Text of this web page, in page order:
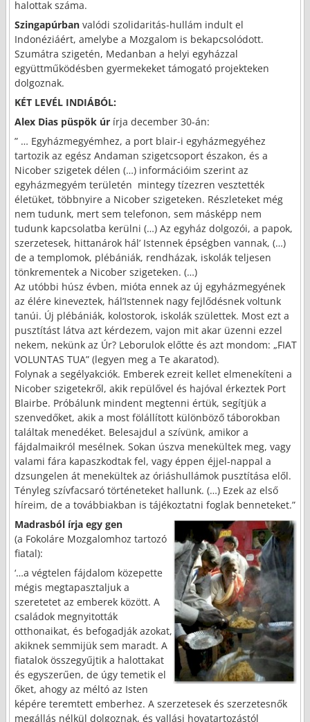
halottak száma.
Szingapúrbanvalódi szolidaritás-hullám indult el
Indonéziáért, amelybe a Mozgalom is bekapcsolódott.
Szumátra szigetén, Medanban a helyi egyházzal
együttműködésben gyermekeket támogató projekteken
dolgoznak.
KÉT LEVÉL INDIÁBÓL:
Alex Dias püspök úrírja december 30-án:
” … Egyházmegyémhez, a port blair-i egyházmegyéhez
tartozik az egész Andaman szigetcsoport északon, és a
Nicober szigetek délen (…) információim szerint az
egyházmegyém területén mintegy tízezren vesztették
életüket, többnyire a Nicober szigeteken. Részleteket még
nem tudunk, mert sem telefonon, sem másképp nem
tudunk kapcsolatba kerülni (…) Az egyház dolgozói, a papok,
szerzetesek, hittanárok hál’ Istennek épségben vannak, (…)
de a templomok, plébániák, rendházak, iskolák teljesen
tönkrementek a Nicober szigeteken. (…)
Az utóbbi húsz évben, mióta ennek az új egyházmegyének
az élére kineveztek, hál’Istennek nagy fejlődésnek voltunk
tanúi. Új plébániák, kolostorok, iskolák születtek. Most ezt a
pusztítást látva azt kérdezem, vajon mit akar üzenni ezzel
nekem, nekünk az Úr? Leborulok előtte és azt mondom: „FIAT
VOLUNTAS TUA” (legyen meg a Te akaratod).
Folynak a segélyakciók. Emberek ezreit kellet elmenekíteni a
Nicober szigetekről, akik repülővel és hajóval érkeztek Port
Blairbe. Próbálunk mindent megtenni értük, segítjük a
szenvedőket, akik a most fölállított különböző táborokban
találtak menedéket. Belesajdul a szívünk, amikor a
fájdalmaikról mesélnek. Sokan úszva menekültek meg, vagy
valami fára kapaszkodtak fel, vagy éppen éjjel-nappal a
dzsungelen át menekültek az óriáshullámok pusztítása elől.
Tényleg szívfacsaró történeteket hallunk. (…) Ezek az első
híreim, de a továbbiakban is tájékoztatni foglak benneteket.”
Madrasból írja egy gen
(a Fokoláre Mozgalomhoz tartozó
fiatal):
‘…a végtelen fájdalom közepette
mégis megtapasztaljuk a
szeretetet az emberek között. A
családok megnyitották
otthonaikat, és befogadják azokat,
akiknek semmijük sem maradt. A
fiatalok összegyűjtik a halottakat
és egyszerűen, de úgy temetik el
őket, ahogy az méltó az Isten
képére teremtett emberhez. A szerzetesek és szerzetesnők
megállás nélkül dolgoznak, és vallási hovatartozástól